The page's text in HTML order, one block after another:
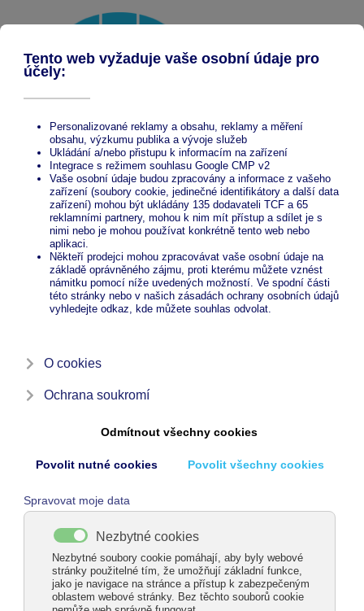
Hliníkové pergoly ECO
Prohlédněte si realizace hliníkových pergol z
produktové řady ECO.